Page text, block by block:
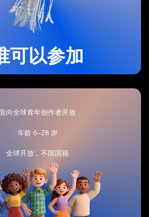
可以参加
向全球青年创作者开放
年龄 6–28 岁
全球开放，不限国籍